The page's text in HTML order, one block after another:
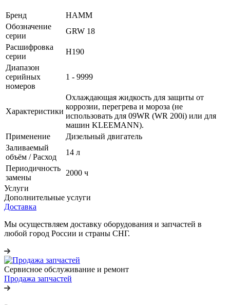
Бренд
HAMM
Обозначение
серии
GRW 18
Расшифровка
серии
H190
Диапазон
серийных
номеров
1 - 9999
Характеристики
Охлаждающая жидкость для защиты от
коррозии, перегрева и мороза (не
использовать для 09WR (WR 200i) или для
машин KLEEMANN).
Применение
Дизельный двигатель
Заливаемый
объём / Расход
14 л
Периодичность
замены
2000 ч
Услуги
Дополнительные услуги
Доставка
Мы осуществляем доставку оборудования и запчастей в
любой город России и страны СНГ.
Сервисное обслуживание и ремонт
Продажа запчастей